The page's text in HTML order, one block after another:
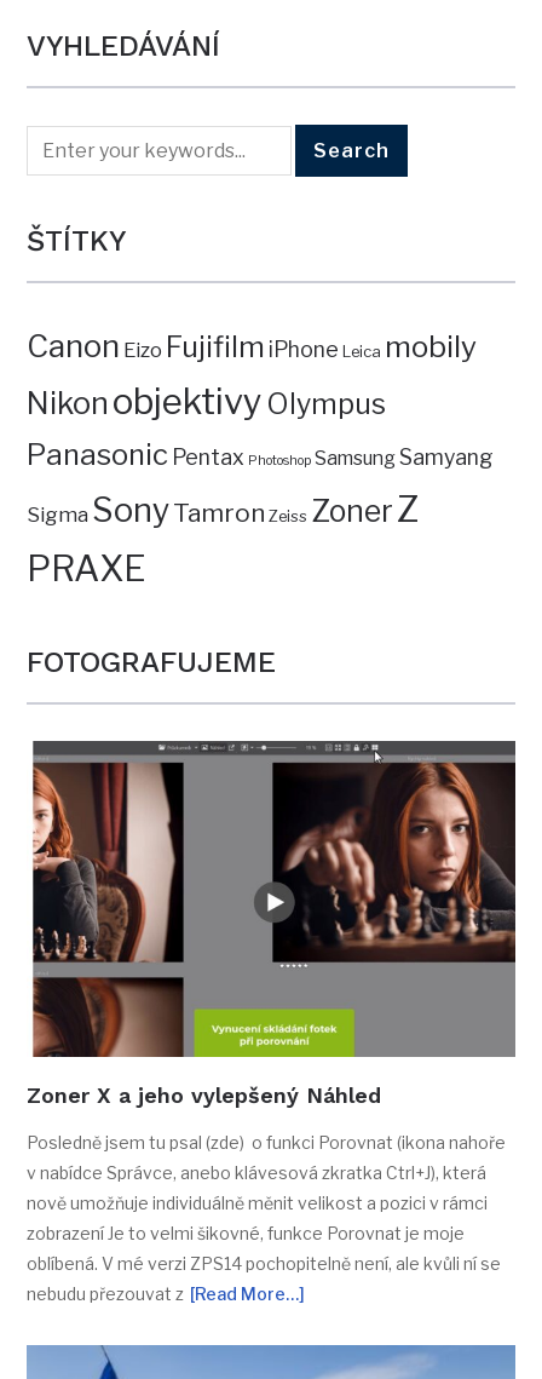
VYHLEDÁVÁNÍ
ŠTÍTKY
Canon Eizo Fujifilm iPhone Leica mobily
Nikon objektivy Olympus
Panasonic Pentax Photoshop SamsungSamyang
Sigma SonyTamron Zeiss ZonerZ
PRAXE
FOTOGRAFUJEME
Zoner X a jeho vylepšený Náhled
Posledně jsem tu psal (zde) o funkci Porovnat (ikona nahoře
v nabídce Správce, anebo klávesová zkratka Ctrl+J), která
nově umožňuje individuálně měnit velikost a pozici v rámci
zobrazení Je to velmi šikovné, funkce Porovnat je moje
oblíbená. V mé verzi ZPS14 pochopitelně není, ale kvůli ní se
nebudu přezouvat z [Read More…]